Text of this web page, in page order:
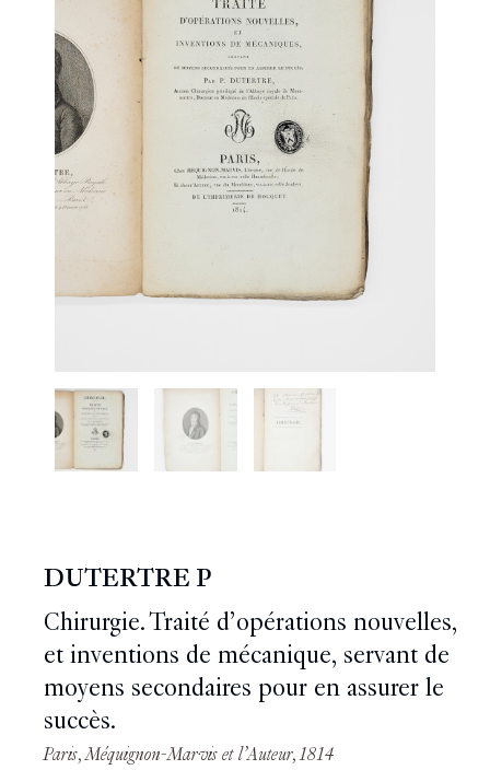
DUTERTRE P
Chirurgie. Traité d’opérations nouvelles,
et inventions de mécanique, servant de
moyens secondaires pour en assurer le
succès.
Paris, Méquignon-Marvis et l’Auteur, 1814